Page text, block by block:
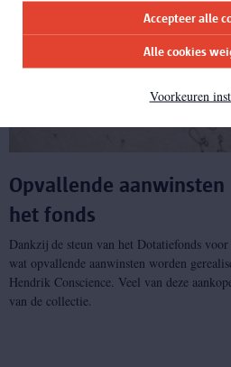
Accepteer alle
Alle cookies
Voorkeuren
Opvallende
het fonds
Dankzij de steun van het Dotatiefonds
wat opvallende aanwinsten worden
Hendrik Conscience. Veel van deze
van de collectie.